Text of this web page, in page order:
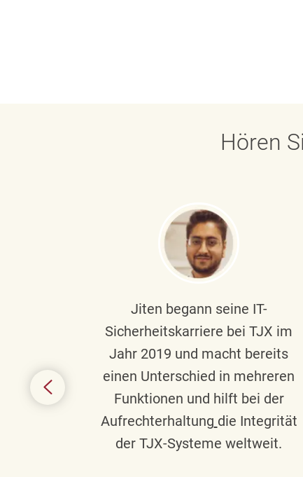
Hören
Jiten begann seine IT-
Sicherheitskarriere bei TJX im
Jahr 2019 und macht bereits
einen Unterschied in mehreren
Funktionen und hilft bei der
Aufrechterhaltung die Integrität
der TJX-Systeme weltweit.